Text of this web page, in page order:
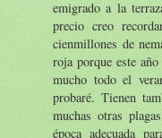
emigrado a la
precio creo
cienmillones de
roja porque este
mucho todo el
probaré. Tienen
muchas otras
época adecuada